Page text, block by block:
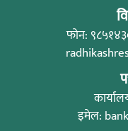
फोन:
इमेल: